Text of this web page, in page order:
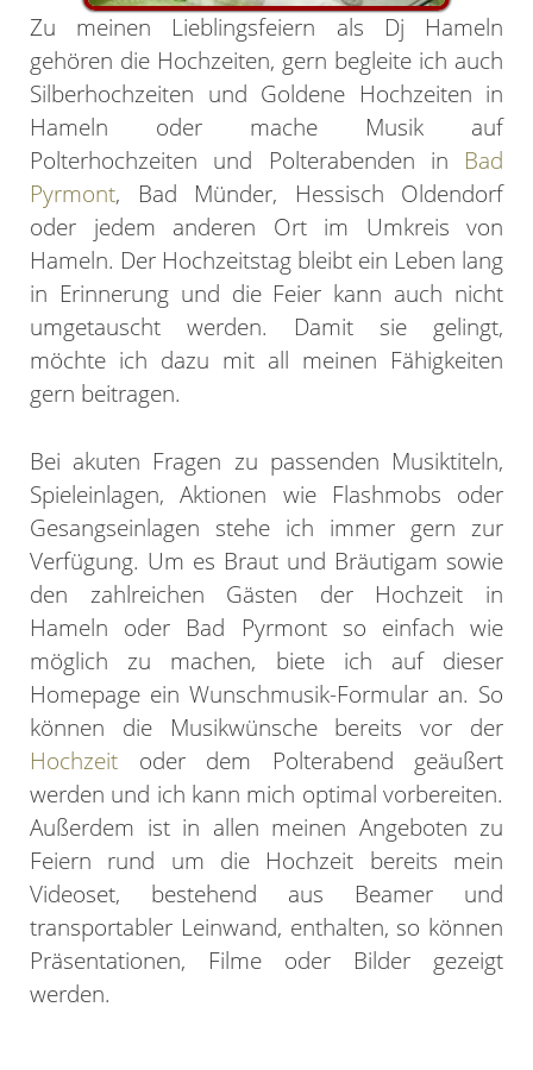
Zu meinen Lieblingsfeiern als Dj Hameln
gehören die Hochzeiten, gern begleite ich auch
Silberhochzeiten und Goldene Hochzeiten in
Hameln oder mache Musik auf
Polterhochzeiten und Polterabenden in Bad
Pyrmont, Bad Münder, Hessisch Oldendorf
oder jedem anderen Ort im Umkreis von
Hameln. Der Hochzeitstag bleibt ein Leben lang
in Erinnerung und die Feier kann auch nicht
umgetauscht werden. Damit sie gelingt,
möchte ich dazu mit all meinen Fähigkeiten
gern beitragen.
Bei akuten Fragen zu passenden Musiktiteln,
Spieleinlagen, Aktionen wie Flashmobs oder
Gesangseinlagen stehe ich immer gern zur
Verfügung. Um es Braut und Bräutigam sowie
den zahlreichen Gästen der Hochzeit in
Hameln oder Bad Pyrmont so einfach wie
möglich zu machen, biete ich auf dieser
Homepage ein Wunschmusik-Formular an. So
können die Musikwünsche bereits vor der
Hochzeit oder dem Polterabend geäußert
werden und ich kann mich optimal vorbereiten.
Außerdem ist in allen meinen Angeboten zu
Feiern rund um die Hochzeit bereits mein
Videoset, bestehend aus Beamer und
transportabler Leinwand, enthalten, so können
Präsentationen, Filme oder Bilder gezeigt
werden.